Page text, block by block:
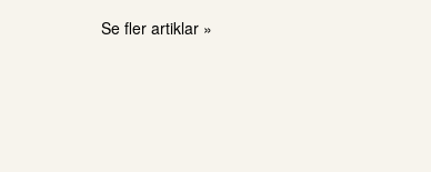
Se fler artiklar »